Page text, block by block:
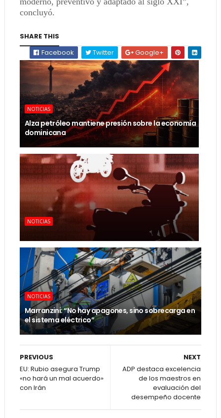
concluyó.
SHARE THIS
Facebook
Twitter Google+
NOTICIAS
Alza petróleo mantiene presión sobre la economía
dominicana
NOTICIAS
NOTICIAS
Marranzini: “No hay apagones, sino sobrecarga en
el sistema eléctrico”
NEXT
ADP destaca excelencia
de los maestros en
evaluación del
desempeño docente
PREVIOUS
EU: Rubio asegura Trump
«no hará un mal acuerdo»
con Irán